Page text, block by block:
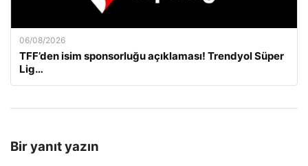
06/08/2026
TFF’den isim sponsorluğu açıklaması! Trendyol Süper
Lig…
Bir yanıt yazın